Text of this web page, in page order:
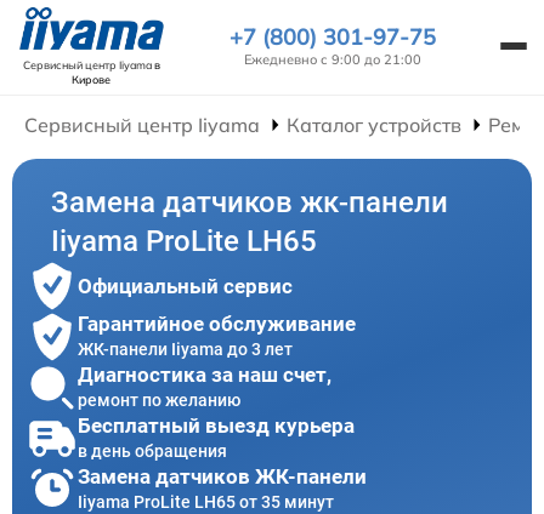
Сервисный центр Iiyamaв
Кирове
+7 (800) 301-97-75
Ежедневно с 9:00 до 21:00
Сервисный центр Iiyama Каталог устройств
Замена датчиков жк-панели
Iiyama ProLite LH65
Официальный сервис
Гарантийное обслуживание
ЖК-панели Iiyama до 3 лет
Диагностика за наш счет,
ремонт по желанию
Бесплатный выезд курьера
в день обращения
Замена датчиков ЖК-панели
Iiyama ProLite LH65 от 35 минут